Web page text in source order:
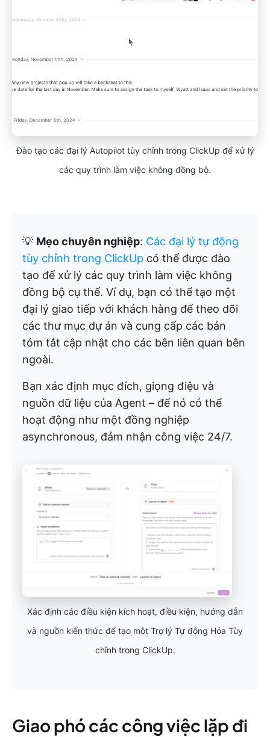
Đào tạo các đại lý Autopilot tùy chỉnh trong ClickUp để xử lý
các quy trình làm việc không đồng bộ.
💡 Mẹo chuyên nghiệp: Các đại lý tự động
tùy chỉnh trong ClickUp có thể được đào
tạo để xử lý các quy trình làm việc không
đồng bộ cụ thể. Ví dụ, bạn có thể tạo một
đại lý giao tiếp với khách hàng để theo dõi
các thư mục dự án và cung cấp các bản
tóm tắt cập nhật cho các bên liên quan bên
ngoài.
Bạn xác định mục đích, giọng điệu và
nguồn dữ liệu của Agent – để nó có thể
hoạt động như một đồng nghiệp
asynchronous, đảm nhận công việc 24/7.
Xác định các điều kiện kích hoạt, điều kiện, hướng dẫn
và nguồn kiến thức để tạo một Trợ lý Tự động Hóa Tùy
chỉnh trong ClickUp.
Giao phó các công việc lặp đi